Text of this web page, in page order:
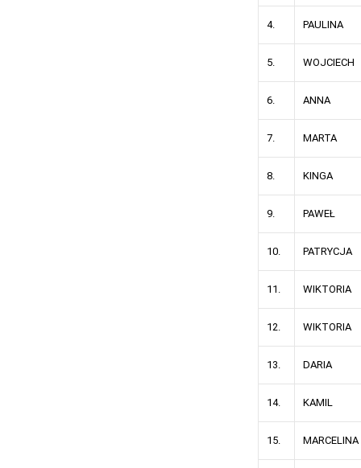
4. PAULINA
5. WOJCIECH
6. ANNA
7. MARTA
8. KINGA
9. PAWEŁ
10. PATRYCJA
11. WIKTORIA
12. WIKTORIA
13. DARIA
14. KAMIL
15. MARCELINA